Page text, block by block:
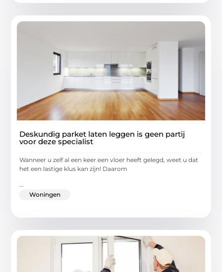
Deskundig parket laten leggen is geen partij
voor deze specialist
Wanneer u zelf al een keer een vloer heeft gelegd, weet u dat
het een lastige klus kan zijn! Daarom
...
Woningen